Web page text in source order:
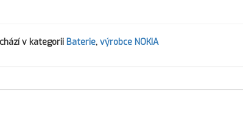
v kategorii Baterie, výrobce NOKIA